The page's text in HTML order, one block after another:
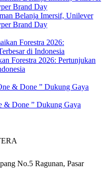
Belanja Imersif, Unilever
Brand Day
Forestra 2026: Pertunjukan
& Done ” Dukung Gaya
No.5 Ragunan, Pasar